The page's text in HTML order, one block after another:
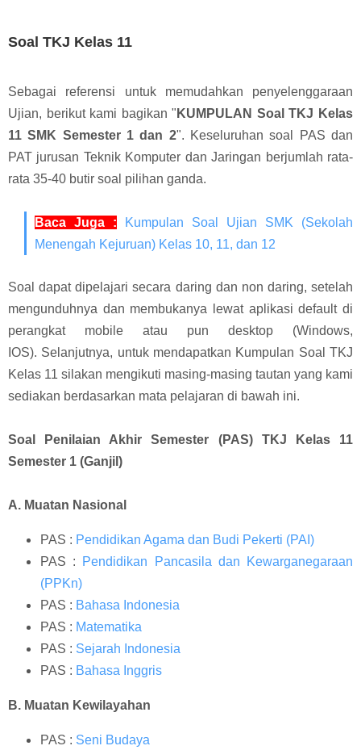
Soal TKJ Kelas 11
Sebagai referensi untuk memudahkan penyelenggaraan
Ujian, berikut kami bagikan " KUMPULAN Soal TKJ Kelas
11 SMK Semester 1 dan 2". Keseluruhan soal PAS dan
PAT jurusan Teknik Komputer dan Jaringan berjumlah rata-
rata 35-40 butir soal pilihan ganda.
Baca Juga :
Kumpulan Soal Ujian SMK (Sekolah
Menengah Kejuruan) Kelas 10, 11, dan 12
Soal dapat dipelajari secara daring dan non daring, setelah
mengunduhnya dan membukanya lewat aplikasi default di
perangkat mobile atau pun desktop (Windows,
IOS). Selanjutnya, untuk mendapatkan Kumpulan Soal TKJ
Kelas 11 silakan mengikuti masing-masing tautan yang kami
sediakan berdasarkan mata pelajaran di bawah ini.
Soal Penilaian Akhir Semester (PAS) TKJ Kelas 11
Semester 1 (Ganjil)
A. Muatan Nasional
PAS : Pendidikan Agama dan Budi Pekerti (PAI)
PAS : Pendidikan Pancasila dan Kewarganegaraan
(PPKn)
PAS : Bahasa Indonesia
PAS : Matematika
PAS : Sejarah Indonesia
PAS : Bahasa Inggris
B. Muatan Kewilayahan
PAS : Seni Budaya